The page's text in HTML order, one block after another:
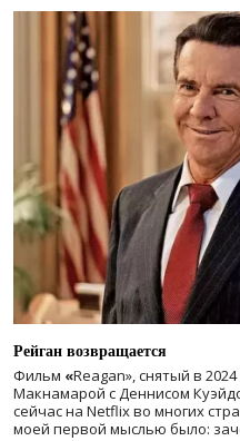
Рейган возвращается
Фильм «Reagan», снятый в 2024
Макнамарой с Деннисом
сейчас на Netflix во многих
моей первой мыслью было: